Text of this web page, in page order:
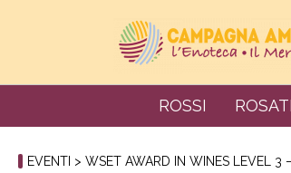
ROSSI ROSATI
EVENTI > WSET AWARD IN WINES LEVEL 3